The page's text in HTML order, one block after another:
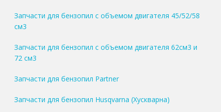
Запчасти для бензопил с объемом двигателя 45/52/58
см3
Запчасти для бензопил с объемом двигателя 62см3 и
72 см3
Запчасти для бензопил Partner
Запчасти для бензопил Husqvarna (Хускварна)